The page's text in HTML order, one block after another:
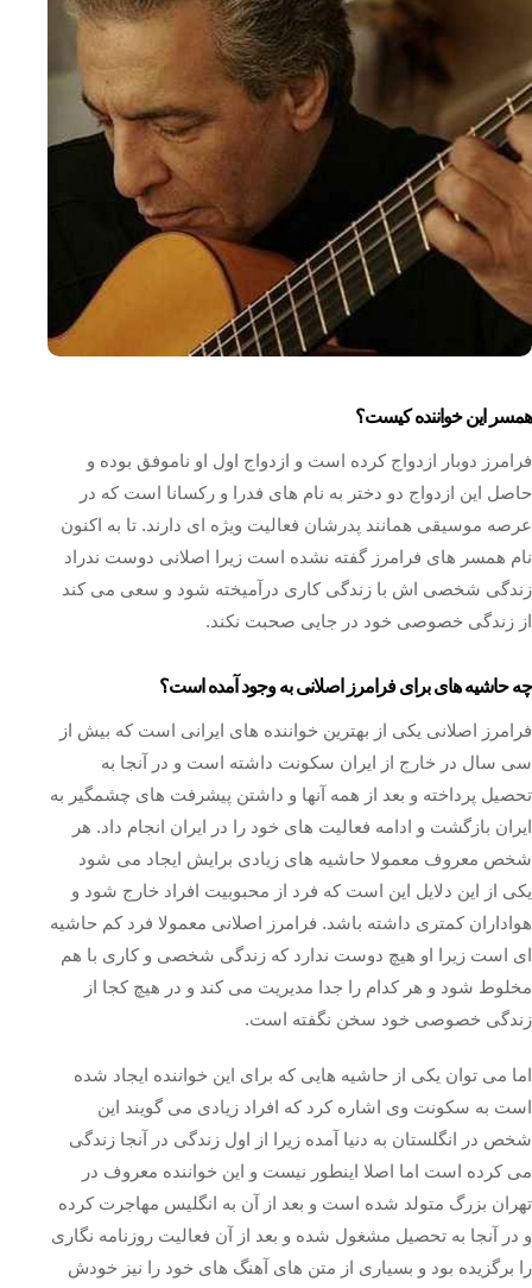
همسر این خواننده کیست؟
فرامرز دوبار ازدواج کرده است و ازدواج اول او ناموفق بوده و
حاصل این ازدواج دو دختر به نام های فدرا و رکسانا است که در
عرصه موسیقی همانند پدرشان فعالیت ویژه ای دارند. تا به اکنون
نام همسر های فرامرز گفته نشده است زیرا اصلانی دوست ندراد
زندگی شخصی اش با زندگی کاری درآمیخته شود و سعی می کند
از زندگی خصوصی خود در جایی صحبت نکند.
چه حاشیه های برای فرامرز اصلانی به وجود آمده است؟
فرامرز اصلانی یکی از بهترین خواننده های ایرانی است که بیش از
سی سال در خارج از ایران سکونت داشته است و در آنجا به
تحصیل پرداخته و بعد از همه آنها و داشتن پیشرفت های چشمگیر به
ایران بازگشت و ادامه فعالیت های خود را در ایران انجام داد. هر
شخص معروف معمولا حاشیه های زیادی برایش ایجاد می شود
یکی از این دلایل این است که فرد از محبوبیت افراد خارج شود و
هواداران کمتری داشته باشد. فرامرز اصلانی معمولا فرد کم حاشیه
ای است زیرا او هیچ دوست ندارد که زندگی شخصی و کاری با هم
مخلوط شود و هر کدام را جدا مدیریت می کند و در هیچ کجا از
زندگی خصوصی خود سخن نگفته است.
اما می توان یکی از حاشیه هایی که برای این خواننده ایجاد شده
است به سکونت وی اشاره کرد که افراد زیادی می گویند این
شخص در انگلستان به دنیا آمده زیرا از اول زندگی در آنجا زندگی
می کرده است اما اصلا اینطور نیست و این خواننده معروف در
تهران بزرگ متولد شده است و بعد از آن به انگلیس مهاجرت کرده
و در آنجا به تحصیل مشغول شده و بعد از آن فعالیت روزنامه نگاری
را برگزیده بود و بسیاری از متن های آهنگ های خود را نیز خودش